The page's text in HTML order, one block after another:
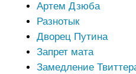
Артем Дзюба
Разнотык
Дворец Путина
Запрет мата
Замедление